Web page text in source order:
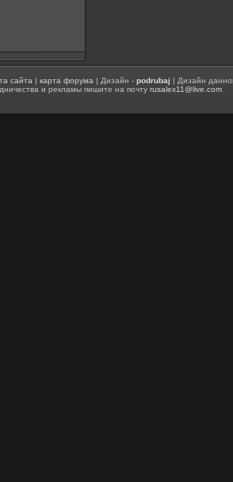
сайта |карта форума | Дизайн -podrubaj | Дизайн
и рекламы пишите на почтуrusalex11@live.com